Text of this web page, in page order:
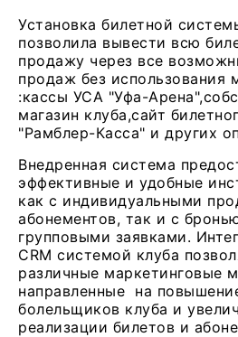
Установка билетной
позволила вывести всю
продажу через все
продаж без использования
:кассы УСА "Уфа-
магазин клуба,сайт
"Рамблер-Касса" и других
Внедренная система
эффективные и удобные
как с индивидуальными
абонементов, так и с
групповыми заявками.
CRM системой клуба
различные маркетинговые
направленные на
болельщиков клуба и
реализации билетов и